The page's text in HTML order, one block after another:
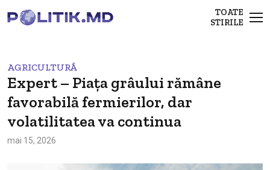
TOATE
STIRILE
AGRICULTURĂ
Expert – Piața grâului rămâne
favorabilă fermierilor, dar
volatilitatea va continua
mai 15, 2026